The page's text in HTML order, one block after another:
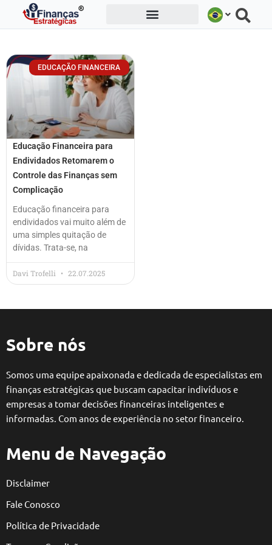
EDUCAÇÃO FINANCEIRA
Educação Financeira para
Endividados Retomarem o
Controle das Finanças sem
Complicação
Educação financeira para
endividados vai muito além de
uma simples quitação de
dívidas. Trata-se, na
Davi Trofelli 22.07.2025
Sobre nós
Somos uma equipe apaixonada e dedicada de especialistas em
finanças estratégicas que buscam capacitar indivíduos e
empresas a tomar decisões financeiras inteligentes e
informadas. Com anos de experiência no setor financeiro.
Menu de Navegação
Disclaimer
Fale Conosco
Política de Privacidade